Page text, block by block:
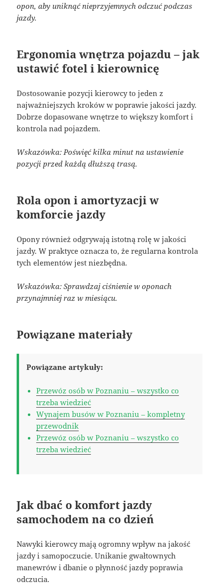
opon, aby uniknąć nieprzyjemnych odczuć podczas
jazdy.
Ergonomia wnętrza pojazdu – jak
ustawić fotel i kierownicę
Dostosowanie pozycji kierowcy to jeden z
najważniejszych kroków w poprawie jakości jazdy.
Dobrze dopasowane wnętrze to większy komfort i
kontrola nad pojazdem.
Wskazówka: Poświęć kilka minut na ustawienie
pozycji przed każdą dłuższą trasą.
Rola opon i amortyzacji w
komforcie jazdy
Opony również odgrywają istotną rolę w jakości
jazdy. W praktyce oznacza to, że regularna kontrola
tych elementów jest niezbędna.
Wskazówka: Sprawdzaj ciśnienie w oponach
przynajmniej raz w miesiącu.
Powiązane materiały
Powiązane artykuły:
Przewóz osób w Poznaniu – wszystko co
trzeba wiedzieć
Wynajem busów w Poznaniu – kompletny
przewodnik
Przewóz osób w Poznaniu – wszystko co
trzeba wiedzieć
Jak dbać o komfort jazdy
samochodem na co dzień
Nawyki kierowcy mają ogromny wpływ na jakość
jazdy i samopoczucie. Unikanie gwałtownych
manewrów i dbanie o płynność jazdy poprawia
odczucia.